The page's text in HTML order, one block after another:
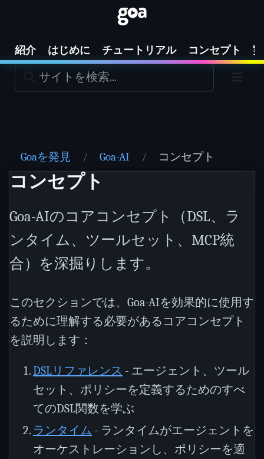
紹介 はじめに チュートリアル コンセプト
Goaを発見 Goa-AI コンセプト
コンセプト
Goa-AIのコアコンセプト（DSL、ラ
ンタイム、ツールセット、MCP統
合）を深掘りします。
このセクションでは、Goa-AIを効果的に使用す
るために理解する必要があるコアコンセプト
を説明します：
DSLリファレンス - エージェント、ツール
セット、ポリシーを定義するためのすべ
てのDSL関数を学ぶ
ランタイム - ランタイムがエージェントを
オーケストレーションし、ポリシーを適